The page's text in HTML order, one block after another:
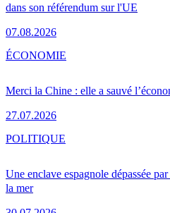
dans son référendum sur l'UE
07.08.2026
Merci la Chine : elle a sauvé
27.07.2026
ÉCONOMIE
Une enclave espagnole dépassée
la mer
POLITIQUE